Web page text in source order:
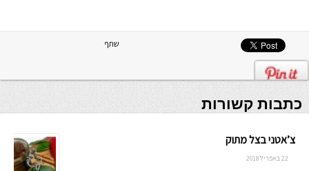
שתף
כתבות קשורות
צ’אטני בצל מתוק
22 באפריל 2018